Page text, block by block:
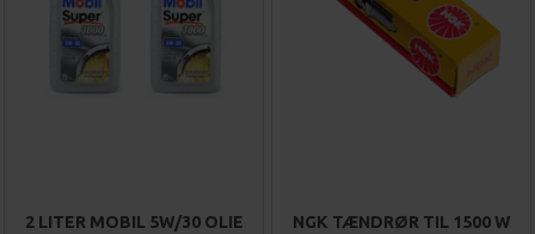
2 LITER MOBIL 5W/30 OLIE
NGK TÆNDRØR TIL 1500 W